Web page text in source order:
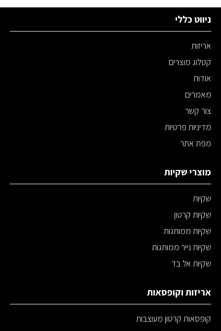
ניווט כללי
אריזות
קטלוג מוצרים
אודות
מאמרים
צור קשר
מדיניות פרטיות
מפת אתר
מוצרי שקיות
שקיות
שקיות קרטון
שקיות ממותגות
שקיות נייר ממותגות
שקיות אל בד
אריזות וקופסאות
קופסאות קרטון מעוצבות